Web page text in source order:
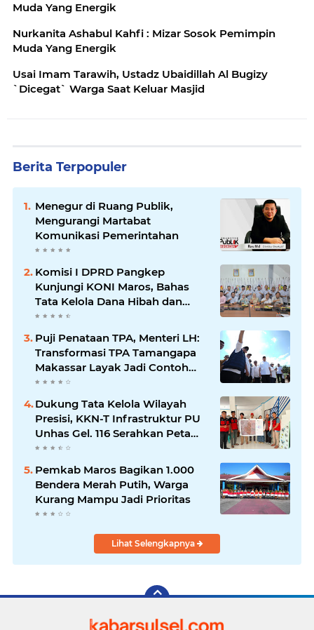
Muda Yang Energik
Nurkanita Ashabul Kahfi : Mizar Sosok Pemimpin
Muda Yang Energik
Usai Imam Tarawih, Ustadz Ubaidillah Al Bugizy
`Dicegat` Warga Saat Keluar Masjid
Berita Terpopuler
Menegur di Ruang Publik,
Mengurangi Martabat
Komunikasi Pemerintahan
Komisi I DPRD Pangkep
Kunjungi KONI Maros, Bahas
Tata Kelola Dana Hibah dan
Penguatan Prestasi Olahraga
Puji Penataan TPA, Menteri LH:
Transformasi TPA Tamangapa
Makassar Layak Jadi Contoh
Nasional
Dukung Tata Kelola Wilayah
Presisi, KKN-T Infrastruktur PU
Unhas Gel. 116 Serahkan Peta
Batas Dusun Berbasis GIS ke
Desa Bonto Matene
Pemkab Maros Bagikan 1.000
Bendera Merah Putih, Warga
Kurang Mampu Jadi Prioritas
Lihat Selengkapnya